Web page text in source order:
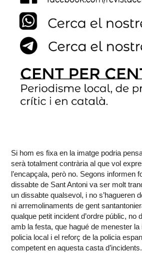
Si hom es fixa en la imatge podria
serà totalment contrària al que vol
l’encapçala, però no. Segons informen
dissabte de Sant Antoni va ser molt
un dissabte qualsevol, i no s’hagueren
ni arremolinaments de gent
qualque petit incident d’ordre públic, no
amb la festa, que hagué de menester
policia local i el reforç de la policia
competent en aquesta casta d’incidents.